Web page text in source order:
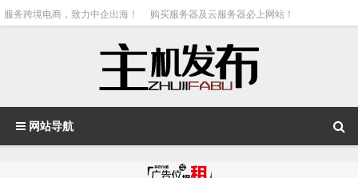
服务跨境电商，致力中企出海！ 购买服务器及云服务器必上网站！
网站导航